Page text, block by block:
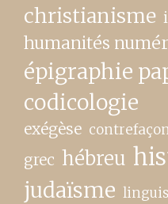
christianisme
humanités
épigraphie
codicologie
exégèse
grec hébreu
judaïsme